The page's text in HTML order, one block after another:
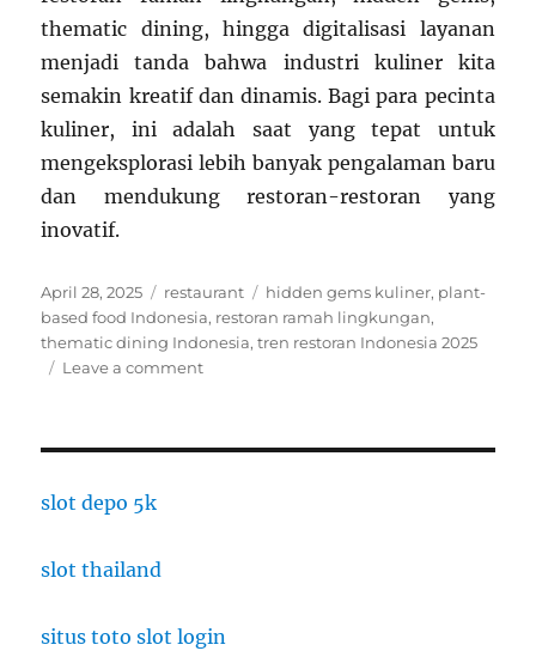
thematic dining, hingga digitalisasi layanan
menjadi tanda bahwa industri kuliner kita
semakin kreatif dan dinamis. Bagi para pecinta
kuliner, ini adalah saat yang tepat untuk
mengeksplorasi lebih banyak pengalaman baru
dan mendukung restoran-restoran yang
inovatif.
Posted
on
April 28, 2025 Categories
restaurant Tags
hidden gems kuliner, plant-
based food Indonesia, restoran ramah lingkungan,
thematic dining Indonesia,tren restoran Indonesia 2025
Leave a commenton
Hidden
slot depo 5k
slot thailand
situs toto slot login